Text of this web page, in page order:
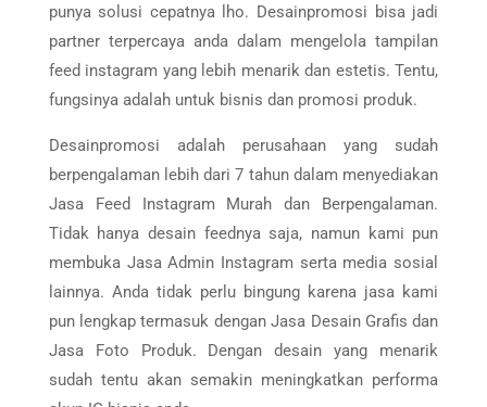
punya solusi cepatnya lho. Desainpromosi bisa jadi
partner terpercaya anda dalam mengelola tampilan
feed instagram yang lebih menarik dan estetis. Tentu,
fungsinya adalah untuk bisnis dan promosi produk.
Desainpromosi adalah perusahaan yang sudah
berpengalaman lebih dari 7 tahun dalam menyediakan
Jasa Feed Instagram Murah dan Berpengalaman.
Tidak hanya desain feednya saja, namun kami pun
membuka Jasa Admin Instagram serta media sosial
lainnya. Anda tidak perlu bingung karena jasa kami
pun lengkap termasuk dengan Jasa Desain Grafis dan
Jasa Foto Produk. Dengan desain yang menarik
sudah tentu akan semakin meningkatkan performa